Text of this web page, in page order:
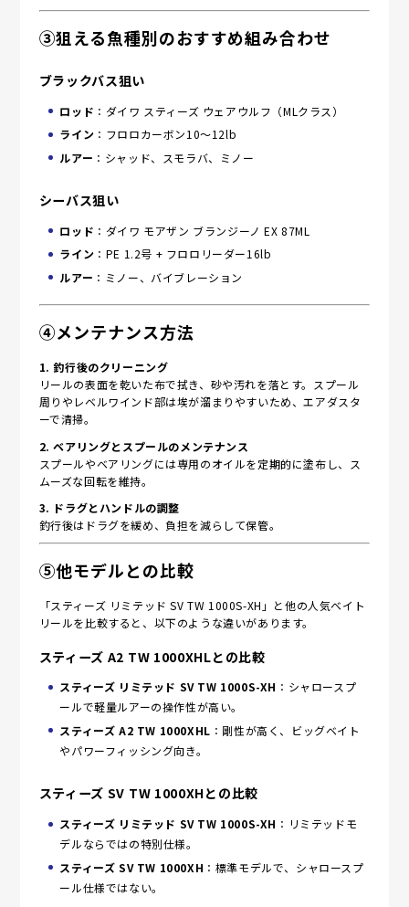
③狙える魚種別のおすすめ組み合わせ
ブラックバス狙い
ロッド
：ダイワ スティーズ ウェアウルフ（MLクラス）
ライン
：フロロカーボン10～12lb
ルアー
：シャッド、スモラバ、ミノー
シーバス狙い
ロッド
：ダイワ モアザン ブランジーノ EX 87ML
ライン
：PE 1.2号 + フロロリーダー16lb
ルアー
：ミノー、バイブレーション
④メンテナンス方法
1. 釣行後のクリーニング
リールの表面を乾いた布で拭き、砂や汚れを落とす。スプール
周りやレベルワインド部は埃が溜まりやすいため、エアダスタ
ーで清掃。
2. ベアリングとスプールのメンテナンス
スプールやベアリングには専用のオイルを定期的に塗布し、ス
ムーズな回転を維持。
3. ドラグとハンドルの調整
釣行後はドラグを緩め、負担を減らして保管。
⑤他モデルとの比較
「スティーズ リミテッド SV TW 1000S-XH」と他の人気ベイト
リールを比較すると、以下のような違いがあります。
スティーズ A2 TW 1000XHLとの比較
スティーズ リミテッド SV TW 1000S-XH
：シャロースプ
ールで軽量ルアーの操作性が高い。
スティーズ A2 TW 1000XHL
：剛性が高く、ビッグベイト
やパワーフィッシング向き。
スティーズ SV TW 1000XHとの比較
スティーズ リミテッド SV TW 1000S-XH
：リミテッドモ
デルならではの特別仕様。
スティーズ SV TW 1000XH
：標準モデルで、シャロースプ
ール仕様ではない。